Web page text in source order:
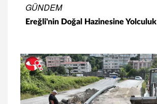
GÜNDEM
Ereğli'nin Doğal Hazinesine Yolculuk